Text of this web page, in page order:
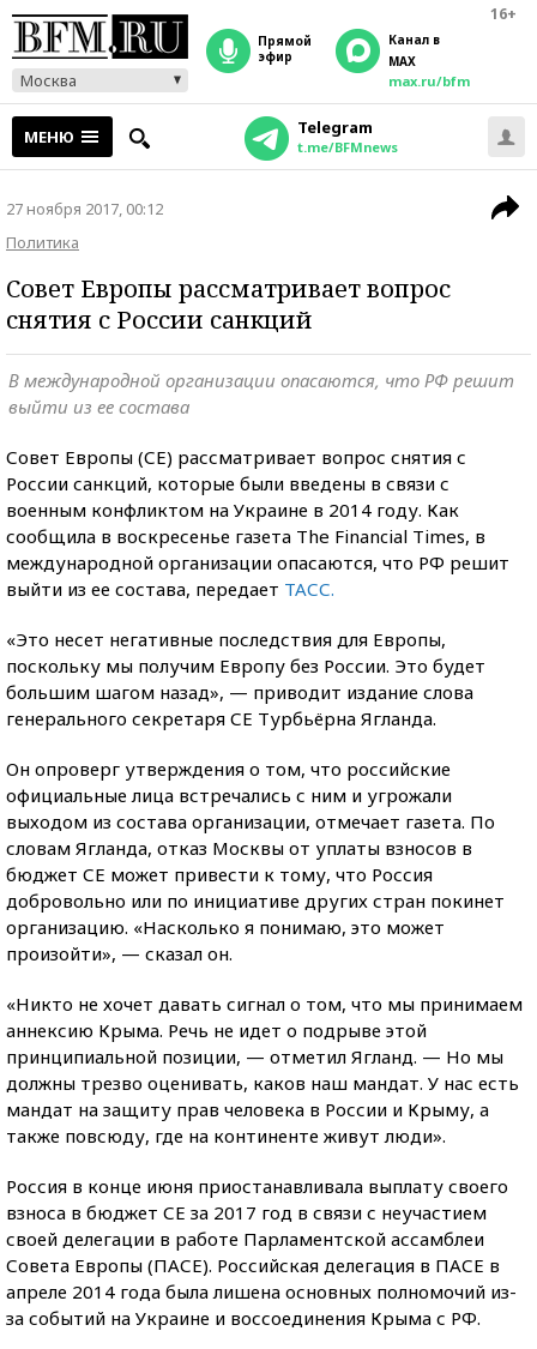
16+
Москва
прямой
эфир
Канал в
MAX
max.ru/bfm
МЕНЮ Telegram
t.me/BFMnews
27 ноября 2017, 00:12
Политика
Совет Европы рассматривает вопрос
снятия с России санкций
В международной организации опасаются, что РФ решит
выйти из ее состава
Совет Европы (СЕ) рассматривает вопрос снятия с
России санкций, которые были введены в связи с
военным конфликтом на Украине в 2014 году. Как
сообщила в воскресенье газета The Financial Times, в
международной организации опасаются, что РФ решит
выйти из ее состава, передает ТАСС.
«Это несет негативные последствия для Европы,
поскольку мы получим Европу без России. Это будет
большим шагом назад», — приводит издание слова
генерального секретаря СЕ Турбьёрна Ягланда.
Он опроверг утверждения о том, что российские
официальные лица встречались с ним и угрожали
выходом из состава организации, отмечает газета. По
словам Ягланда, отказ Москвы от уплаты взносов в
бюджет СЕ может привести к тому, что Россия
добровольно или по инициативе других стран покинет
организацию. «Насколько я понимаю, это может
произойти», — сказал он.
«Никто не хочет давать сигнал о том, что мы принимаем
аннексию Крыма. Речь не идет о подрыве этой
принципиальной позиции, — отметил Ягланд. — Но мы
должны трезво оценивать, каков наш мандат. У нас есть
мандат на защиту прав человека в России и Крыму, а
также повсюду, где на континенте живут люди».
Россия в конце июня приостанавливала выплату своего
взноса в бюджет СЕ за 2017 год в связи с неучастием
своей делегации в работе Парламентской ассамблеи
Совета Европы (ПАСЕ). Российская делегация в ПАСЕ в
апреле 2014 года была лишена основных полномочий из-
за событий на Украине и воссоединения Крыма с РФ.